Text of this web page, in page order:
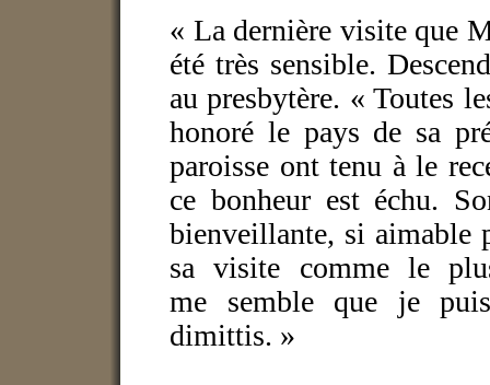
« La dernière visite que
été très sensible.
au presbytère. « Toutes
honoré le pays de sa
paroisse ont tenu à le
ce bonheur est échu.
bienveillante, si aimable
sa visite comme le
me semble que je
dimittis. »